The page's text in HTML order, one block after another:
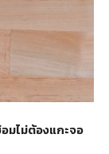
มไม่ต้องแกะจอ